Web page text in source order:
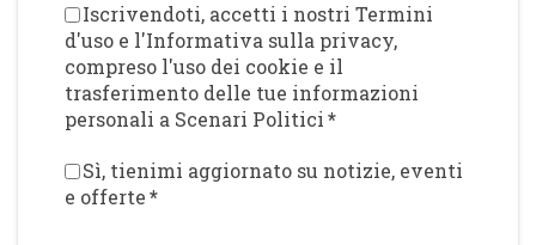
Iscrivendoti, accetti i nostri Termini
d'uso e l'Informativa sulla privacy,
compreso l'uso dei cookie e il
trasferimento delle tue informazioni
personali a Scenari Politici*
Sì, tienimi aggiornato su notizie, eventi
e offerte*